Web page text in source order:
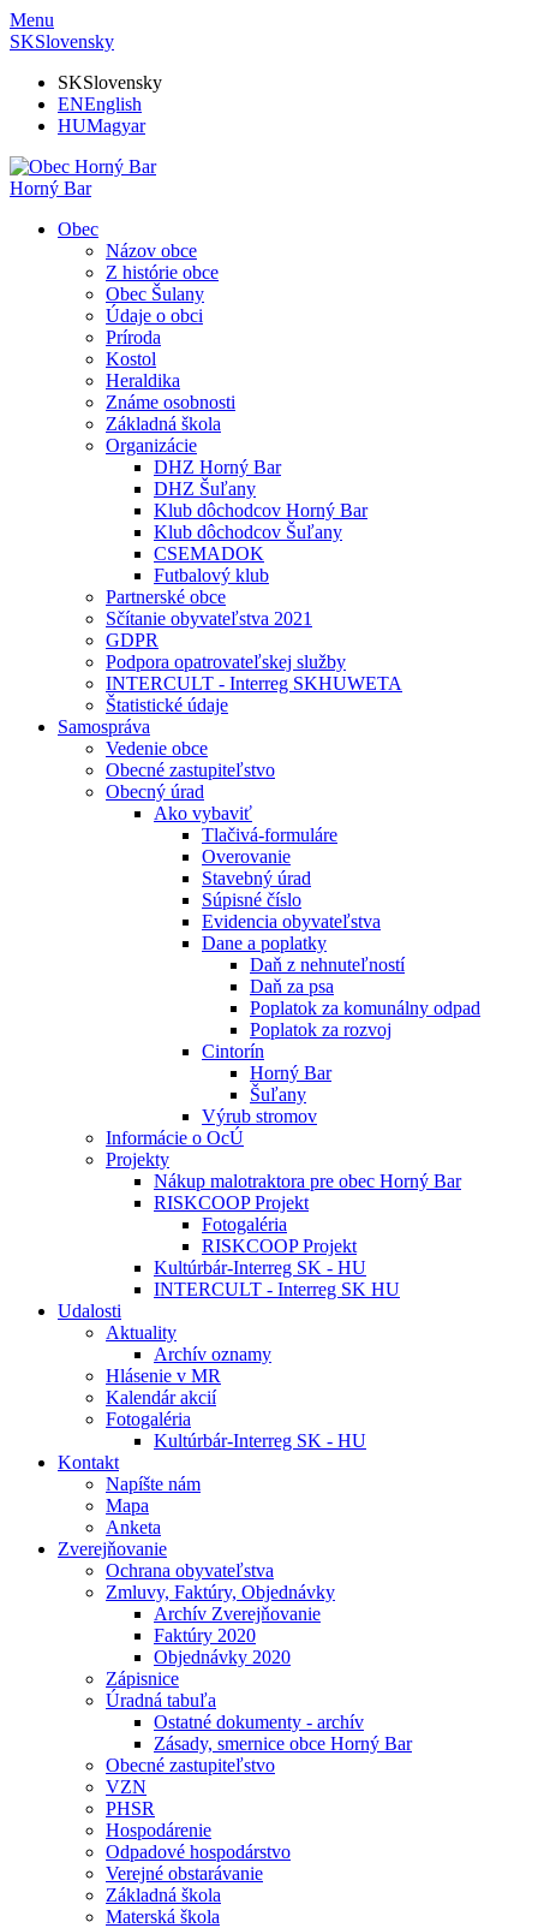
Menu
SKSlovensky
SKSlovensky
ENEnglish
HUMagyar
Horný Bar
Obec
Názov obce
Z histórie obce
Obec Šulany
Údaje o obci
Príroda
Kostol
Heraldika
Známe osobnosti
Základná škola
Organizácie
DHZ Horný Bar
DHZ Šuľany
Klub dôchodcov Horný Bar
Klub dôchodcov Šuľany
CSEMADOK
Futbalový klub
Partnerské obce
Sčítanie obyvateľstva 2021
GDPR
Podpora opatrovateľskej služby
INTERCULT - Interreg SKHUWETA
Štatistické údaje
Samospráva
Vedenie obce
Obecné zastupiteľstvo
Obecný úrad
Ako vybaviť
Tlačivá-formuláre
Overovanie
Stavebný úrad
Súpisné číslo
Evidencia obyvateľstva
Dane a poplatky
Daň z nehnuteľností
Daň za psa
Poplatok za komunálny odpad
Poplatok za rozvoj
Cintorín
Horný Bar
Šuľany
Výrub stromov
Informácie o OcÚ
Projekty
Nákup malotraktora pre obec Horný Bar
RISKCOOP Projekt
Fotogaléria
RISKCOOP Projekt
Kultúrbár-Interreg SK - HU
INTERCULT - Interreg SK HU
Udalosti
Aktuality
Archív oznamy
Hlásenie v MR
Kalendár akcií
Fotogaléria
Kultúrbár-Interreg SK - HU
Kontakt
Napíšte nám
Mapa
Anketa
Zverejňovanie
Ochrana obyvateľstva
Zmluvy, Faktúry, Objednávky
Archív Zverejňovanie
Faktúry 2020
Objednávky 2020
Zápisnice
Úradná tabuľa
Ostatné dokumenty - archív
Zásady, smernice obce Horný Bar
Obecné zastupiteľstvo
VZN
PHSR
Hospodárenie
Odpadové hospodárstvo
Verejné obstarávanie
Základná škola
Materská škola